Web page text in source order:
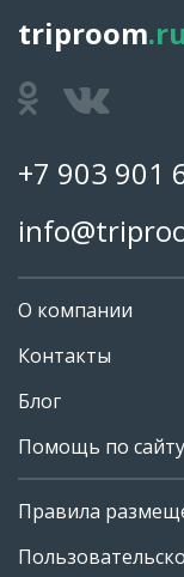
+7 903 901
triproom.ru
+7 903 901
О компании
Контакты
Блог
Помощь по сайту
Правила